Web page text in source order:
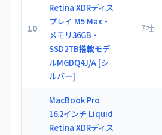
10
Retina XDRディス
プレイ M5 Max・
メモリ36GB・
SSD2TB搭載モデ
ルMGDQ4J/A [シ
ルバー]
7社
MacBook Pro
16.2インチ Liquid
Retina XDRディス